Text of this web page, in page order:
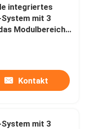
integriertes
mit 3
Modulbereich
Kontakt
mit 3